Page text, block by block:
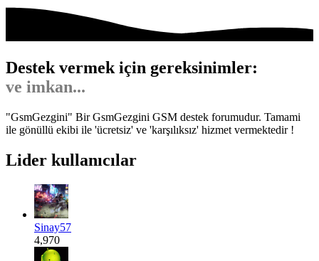
Destek vermek için gereksinimler:
Gönül...
"GsmGezgini" Bir GsmGezgini GSM destek forumudur. Tamami
ile gönüllü ekibi ile 'ücretsiz' ve 'karşılıksız' hizmet vermektedir !
Lider kullanıcılar
Sinay57
4,970